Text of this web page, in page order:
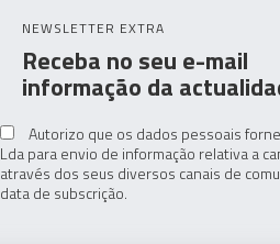
NEWSLETTER EXTRA
Receba no seu e-mail
informação da
Autorizo que os dados pessoais
Lda para envio de informação relativa a
através dos seus diversos canais de
data de subscrição.